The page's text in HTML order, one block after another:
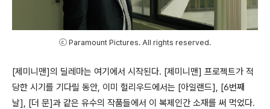
ⓒ Paramount Pictures. All rights reserved.
[제미니맨]의 딜레마는 여기에서 시작된다. [제미니맨] 프로젝트가 적
당한 시기를 기다릴 동안, 이미 헐리우드에서는 [아일랜드], [6번째
날], [더 문]과 같은 유수의 작품들에서 이 복제인간 소재를 써 먹었다.